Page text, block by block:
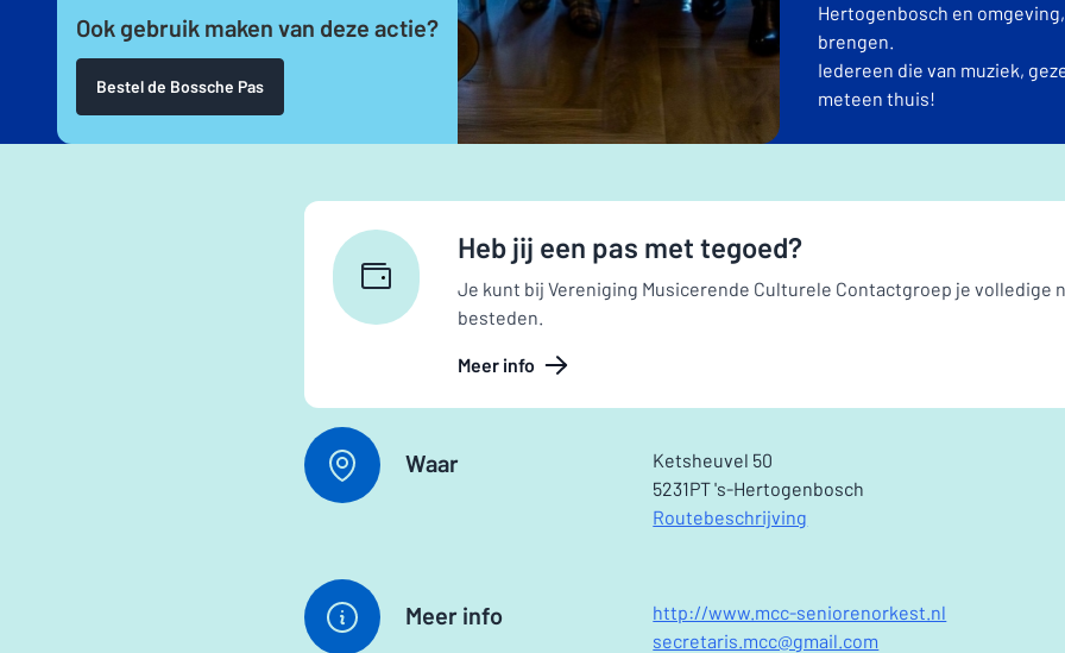
Hertogenbosch en
brengen.
Iedereen die van muziek,
meteen thuis!
Ook gebruik maken van deze actie?
Bestel de Bossche Pas
Heb jij een pas met tegoed?
Je kunt bij Vereniging Musicerende Culturele Contactgroep je volledige
besteden.
Meer info
Waar
Ketsheuvel 50
5231PT 's-Hertogenbosch
Routebeschrijving
Meer info
http://www.mcc-seniorenorkest.nl
secretaris.mcc@gmail.com